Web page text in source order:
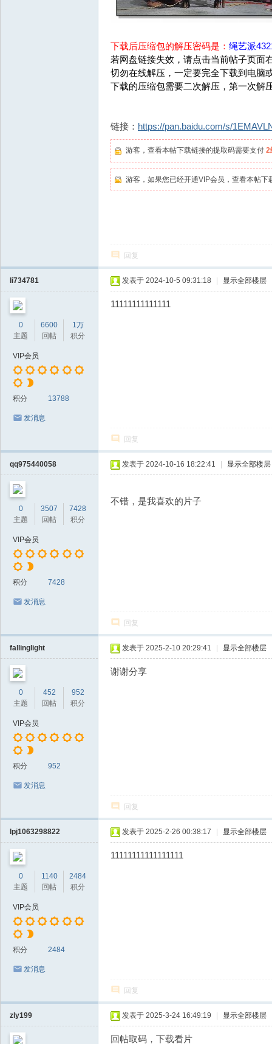
下载后压缩包的解压密码是： 绳艺派
若网盘链接失效，请点击当前帖子页面
切勿在线解压，一定要完全下载到电脑
下载的压缩包需要二次解压，第一次解
链接： https://pan.baidu.com/s/
游客，查看本帖下载链接的提取码需要支付 2
游客，如果您已经开通VIP会员，查看本帖下
回复
li734781
0
主题
6600
回帖
1万
积分
VIP会员
积分 13788
发消息
发表于 2024-10-5 09:31:18 显示全部楼层
11111111111111
回复
qq975440058
0
主题
3507
回帖
7428
积分
VIP会员
积分 7428
发消息
发表于 2024-10-16 18:22:41 显示全部楼层
不错，是我喜欢的片子
回复
fallinglight
0
主题
452
回帖
952
积分
VIP会员
积分 952
发消息
发表于 2025-2-10 20:29:41 显示全部楼层
谢谢分享
回复
lpj1063298822
0
主题
1140
回帖
2484
积分
VIP会员
积分 2484
发消息
发表于 2025-2-26 00:38:17 显示全部楼层
11111111111111111
回复
zly199 发表于 2025-3-24 16:49:19 显示全部楼层
回帖取码，下载看片